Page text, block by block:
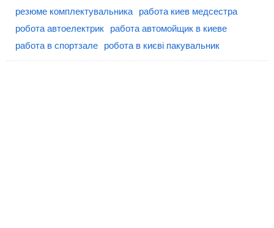
резюме комплектувальника
работа киев медсестра
робота автоелектрик
работа автомойщик в киеве
работа в спортзале
робота в києві пакувальник